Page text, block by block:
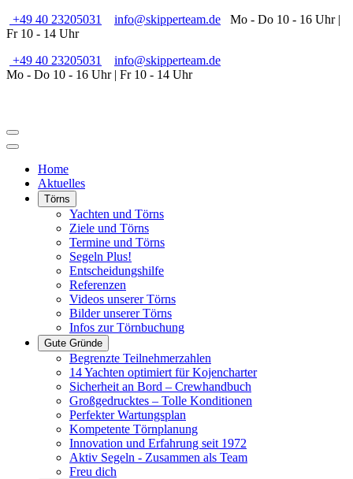
+49 40 23205031 info@skipperteam.de Mo - Do 10 - 16 Uhr |
Fr 10 - 14 Uhr
+49 40 23205031
info@skipperteam.de
Mo - Do 10 - 16 Uhr | Fr 10 - 14 Uhr
Home
Aktuelles
Törns
Yachten und Törns
Ziele und Törns
Termine und Törns
Segeln Plus!
Entscheidungshilfe
Referenzen
Videos unserer Törns
Bilder unserer Törns
Infos zur Törnbuchung
Gute Gründe
Begrenzte Teilnehmerzahlen
14 Yachten optimiert für Kojencharter
Sicherheit an Bord – Crewhandbuch
Großgedrucktes – Tolle Konditionen
Perfekter Wartungsplan
Kompetente Törnplanung
Innovation und Erfahrung seit 1972
Aktiv Segeln - Zusammen als Team
Freu dich